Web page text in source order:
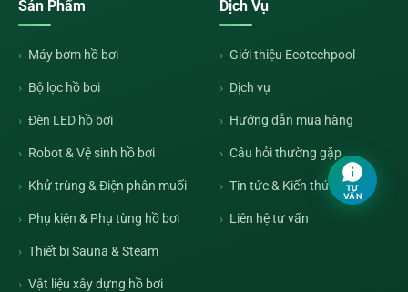
Sản Phẩm
Máy bơm hồ bơi
Bộ lọc hồ bơi
Đèn LED hồ bơi
Robot & Vệ sinh hồ bơi
Khử trùng & Điện phân muối
Phụ kiện & Phụ tùng hồ bơi
Thiết bị Sauna & Steam
Vật liệu xây dựng hồ bơi
Dịch Vụ
Giới thiệu Ecotechpool
Dịch vụ
Hướng dẫn mua hàng
Câu hỏi thường gặp
Tin tức & Kiến thức
Liên hệ tư vấn
TƯ
VẤN